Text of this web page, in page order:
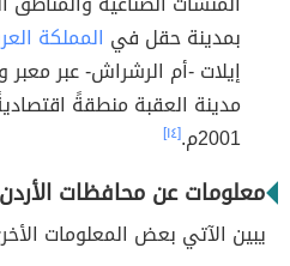
بمدينة حقل في المملكة
إيلات -أم الرشراش- عبر
مدينة العقبة منطقةً
2001م.
[١٤]
معلومات عن محافظات الأردن
يبين الآتي بعض المعلومات